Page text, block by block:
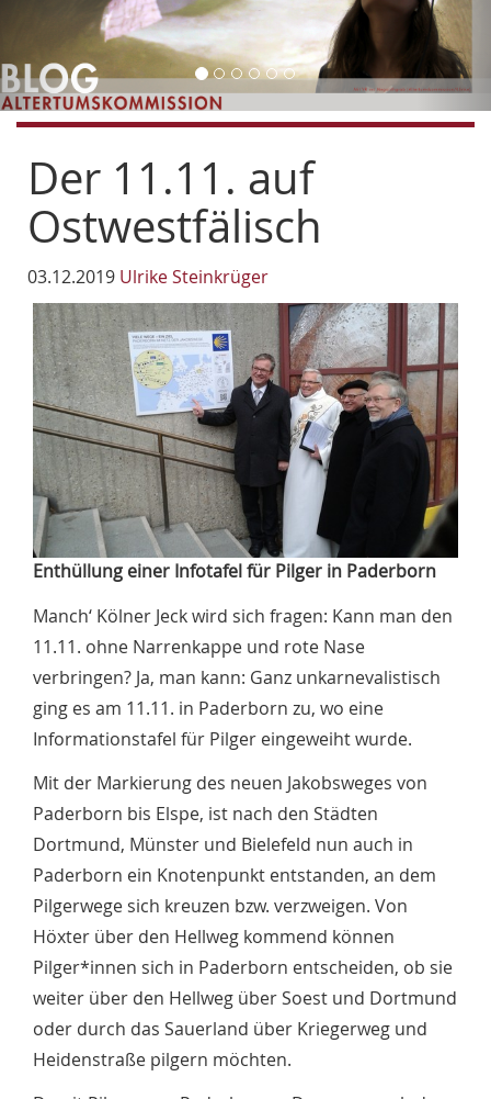
Der 11.11. auf
Ostwestfälisch
03.12.2019 Ulrike Steinkrüger
Enthüllung einer Infotafel für Pilger in Paderborn
Manch‘ Kölner Jeck wird sich fragen: Kann man den
11.11. ohne Narrenkappe und rote Nase
verbringen? Ja, man kann: Ganz unkarnevalistisch
ging es am 11.11. in Paderborn zu, wo eine
Informationstafel für Pilger eingeweiht wurde.
Mit der Markierung des neuen Jakobsweges von
Paderborn bis Elspe, ist nach den Städten
Dortmund, Münster und Bielefeld nun auch in
Paderborn ein Knotenpunkt entstanden, an dem
Pilgerwege sich kreuzen bzw. verzweigen. Von
Höxter über den Hellweg kommend können
Pilger*innen sich in Paderborn entscheiden, ob sie
weiter über den Hellweg über Soest und Dortmund
oder durch das Sauerland über Kriegerweg und
Heidenstraße pilgern möchten.